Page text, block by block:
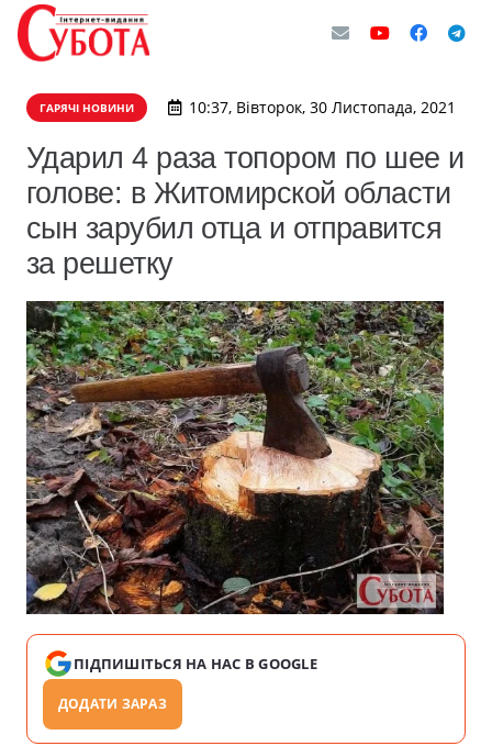
ГАРЯЧІ НОВИНИ 10:37, Вівторок, 30 Листопада, 2021
Ударил 4 раза топором по шее и
голове: в Житомирской области
сын зарубил отца и отправится
за решетку
ПІДПИШІТЬСЯ НА НАС В GOOGLE
ДОДАТИ ЗАРАЗ